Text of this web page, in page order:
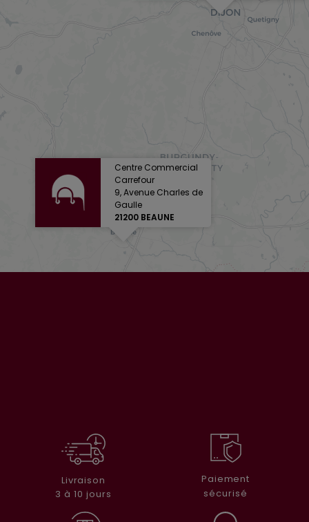
Centre Commercial
Carrefour
9, Avenue Charles de
Gaulle
21200 BEAUNE
Livraison
3 à 10 jours
Paiement
sécurisé